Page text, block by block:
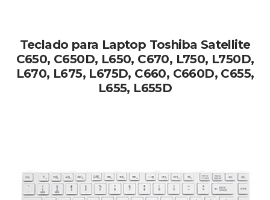
Teclado para Laptop Toshiba Satellite
C650, C650D, L650, C670, L750, L750D,
L670, L675, L675D, C660, C660D, C655,
L655, L655D